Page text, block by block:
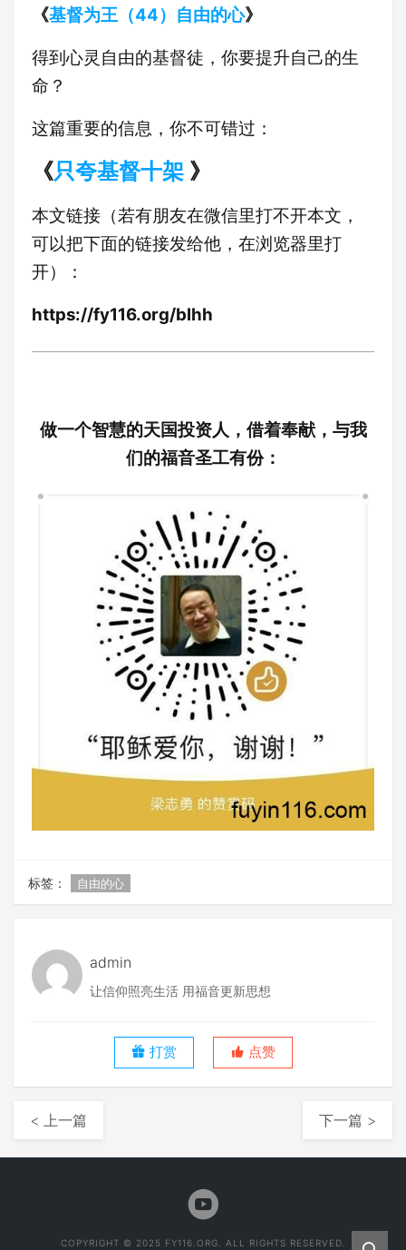
《基督为王（44）自由的心》
得到心灵自由的基督徒，你要提升自己的生
命？
这篇重要的信息，你不可错过：
《只夸基督十架 》
本文链接（若有朋友在微信里打不开本文，
可以把下面的链接发给他，在浏览器里打
开）：
https://fy116.org/blhh
做一个智慧的天国投资人，借着奉献，与我
们的福音圣工有份：
标签： 自由的心
admin
让信仰照亮生活 用福音更新思想
打赏 点赞
< 上一篇 下一篇 >
COPYRIGHT © 2025 FY116.ORG. ALL RIGHTS RESERVED.